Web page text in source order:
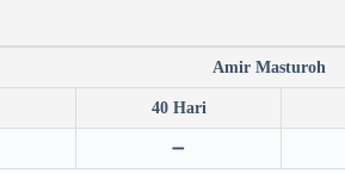
Amir Masturoh
40 Hari
➖